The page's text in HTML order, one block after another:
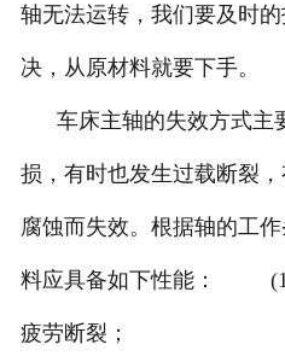
轴无法运转，我们要及时
决，从原材料就要下手。
车床主轴的失效方式主
损，有时也发生过载断裂
腐蚀而失效。根据轴的工
料应具备如下性能： (1)
疲劳断裂；